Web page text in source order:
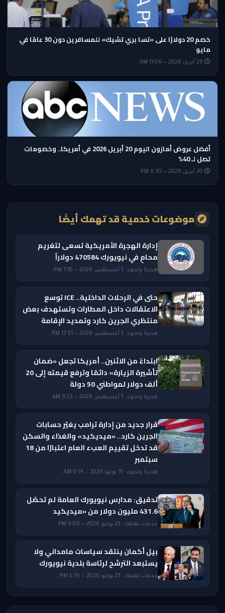
خصم 20 دولارًا على «تسا بري تشيك» للمسافرين دون 30 عامًا في
مايو
أفضل عروض أمازون اليوم 20 أبريل 2026 في أمريكا.. وخصومات
تصل لـ 40%
موضوعات خدمية قد تهمك أيضًا
إدارة الهجرة الأمريكية تسعى لتغريم
محامٍ في نيويورك 470584 دولاراً
هجرة ولجوء · 1 أغسطس 2026 — 7:10 PM
حتى في الرحلات الداخلية.. ICE توسع
الاعتقالات داخل المطارات وتستهدف بعض
منتظري الجرين كارد وتمديد الإقامة
هجرة ولجوء · 1 أغسطس 2026 — 12:51 PM
ابتداءً من الاثنين.. أمريكا تجعل «ضمان
تأشيرة الزيارة» دائمًا وترفع قيمته إلى 20
ألف دولار لمواطني 50 دولة
هجرة ولجوء · 1 أغسطس 2026 — 9:23 AM
قرار جديد من إدارة ترامب يغيّر حسابات
الجرين كارد.. «ميديكيد» والغذاء والسكن
قد تدخل تقييم العبء العام اعتبارًا من 18
سبتمبر
هجرة ولجوء · 31 يوليو 2026 — 8:19 AM
تدقيق: مدارس نيويورك العامة لم تحصّل
431.6 مليون دولار من «ميديكيد
خدمات تهمك · 23 يوليو 2026 — 9:06 PM
بيل أكمان ينتقد سياسات مامداني ولا
يستبعد الترشح لرئاسة بلدية نيويورك
خدمات تهمك · 23 يوليو 2026 — 5:35 PM